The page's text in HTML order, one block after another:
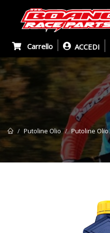
Carrello ACCEDI
Putoline Olio Putoline Olio